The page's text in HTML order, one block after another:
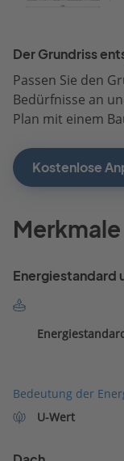
Der Grundriss
Passen Sie den
Bedürfnisse an
Plan mit einem
Kostenlose
Merkmale
Energiestandard
Bedeutung der
U-Wert